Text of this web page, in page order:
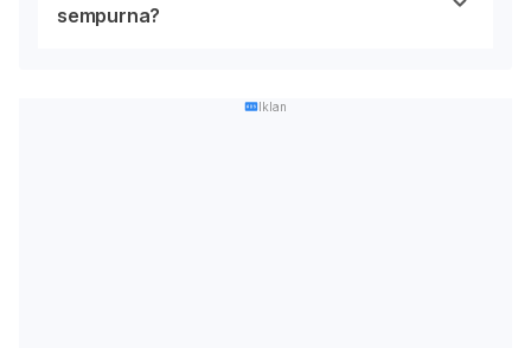
sempurna?
Iklan